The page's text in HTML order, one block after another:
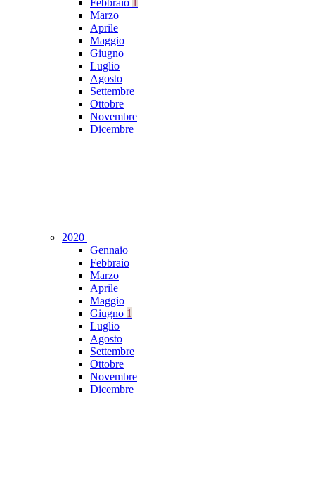
Febbraio
Marzo
Aprile
Maggio
Giugno
Luglio
Agosto
Settembre
Ottobre
Novembre
Dicembre
2020
Gennaio
Febbraio
Marzo
Aprile
Maggio
Giugno 1
Luglio
Agosto
Settembre
Ottobre
Novembre
Dicembre